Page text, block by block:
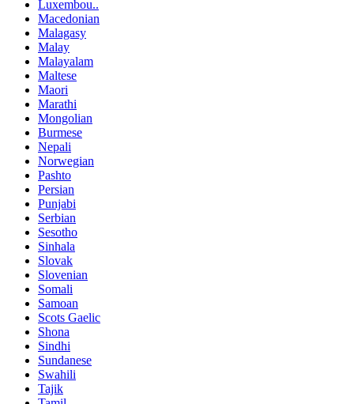
Luxembou..
Macedonian
Malagasy
Malay
Malayalam
Maltese
Maori
Marathi
Mongolian
Burmese
Nepali
Norwegian
Pashto
Persian
Punjabi
Serbian
Sesotho
Sinhala
Slovak
Slovenian
Somali
Samoan
Scots Gaelic
Shona
Sindhi
Sundanese
Swahili
Tajik